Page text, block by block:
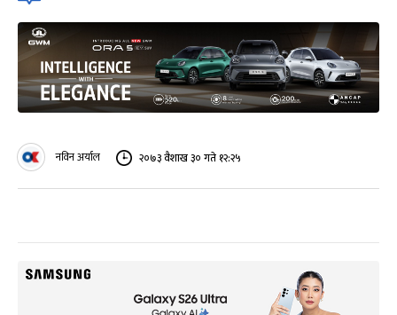
नविन अर्याल २०७३ वैशाख ३० गते १२:२५